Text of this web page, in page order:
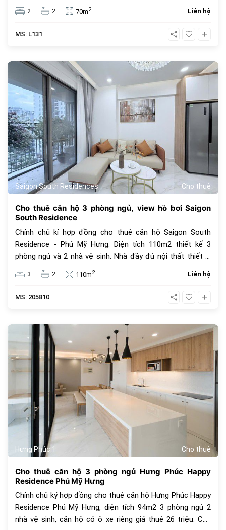
đẹp. Giá cho thuê 21 triệu VNĐ, giá thuê chưa bao gồm
phí quản lý căn hộ, thuế VAT và các tiện ích khác.
2 2 70m2 Liên hệ
MS: L131
Saigon South Residences Cho thuê
364
Cho thuê căn hộ 3 phòng ngủ, view hồ bơi Saigon
South Residence
Chính chủ kí hợp đồng cho thuê căn hộ Saigon South
Residence - Phú Mỹ Hưng. Diện tích 110m2 thiết kế 3
phòng ngủ và 2 nhà vệ sinh. Nhà đầy đủ nội thất thiết bị
mới 100%, view hồ bơi, giá thuê 29 triệu. Nơi đây sở hữu
nhiều tiện ích dịch vụ như hồ bơi tràn 1.700m2, công viên
nước, sân vận động đa năng, vườn tịnh tâm, trường mẫu
cũng tràn đầy cảm xúc.
3 2 110m2 Liên hệ
MS: 205810
Hưng Phúc 1 Cho thuê
384
Cho thuê căn hộ 3 phòng ngủ Hưng Phúc Happy
Residence Phú Mỹ Hưng
Chính chủ ký hợp đồng cho thuê căn hộ Hưng Phúc Happy
Residence Phú Mỹ Hưng, diện tích 94m2 3 phòng ngủ 2
nhà vệ sinh, căn hộ có ô xe riêng giá thuê 26 triệu. Các